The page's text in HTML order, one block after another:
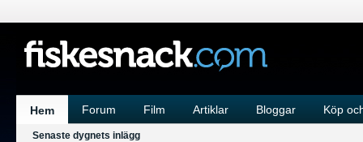
Hem Forum Film Artiklar Bloggar Köp
Senaste dygnets inlägg